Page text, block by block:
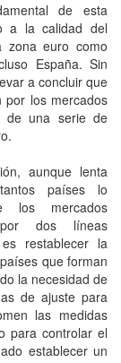
de esta
a la calidad del
zona euro como
España. Sin
a concluir que
por los mercados
de una serie de
aunque lenta
países lo
los mercados
dos líneas
restablecer la
que forman
la necesidad de
de ajuste para
las medidas
para controlar el
establecer un